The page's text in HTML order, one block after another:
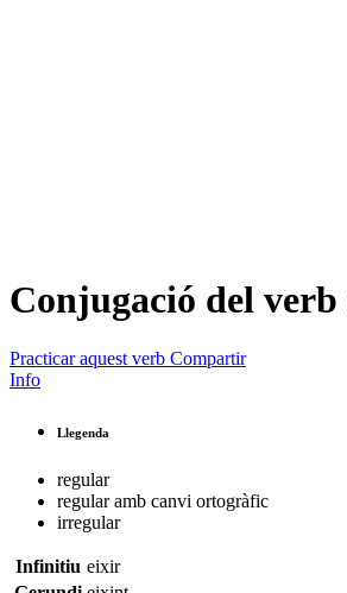
Conjugació del verb
Practicar aquest verb Compartir
Info
Llegenda
regular
regular amb canvi ortogràfic
irregular
Infinitiu eixir